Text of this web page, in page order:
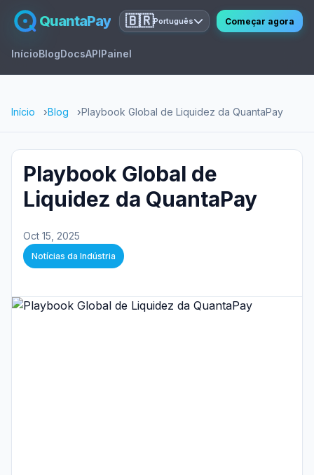
QuantaPay
InícioBlogDocsAPIPainel
🇧🇷Português Começar agora
Início Blog Playbook Global de Liquidez da QuantaPay
Playbook Global de
Liquidez da QuantaPay
Oct 15, 2025
Notícias da Indústria